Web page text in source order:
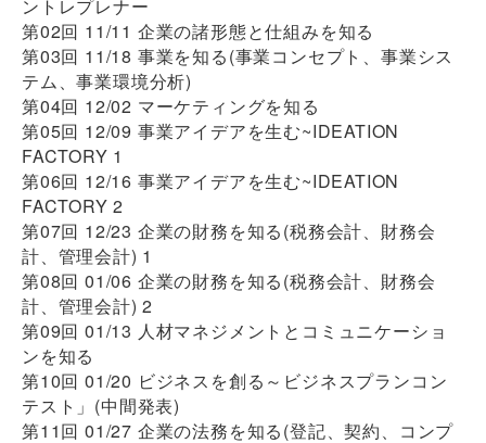
ントレプレナー
第02回 11/11 企業の諸形態と仕組みを知る
第03回 11/18 事業を知る(事業コンセプト、事業シス
テム、事業環境分析)
第04回 12/02 マーケティングを知る
第05回 12/09 事業アイデアを生む~IDEATION
FACTORY 1
第06回 12/16 事業アイデアを生む~IDEATION
FACTORY 2
第07回 12/23 企業の財務を知る(税務会計、財務会
計、管理会計) 1
第08回 01/06 企業の財務を知る(税務会計、財務会
計、管理会計) 2
第09回 01/13 人材マネジメントとコミュニケーショ
ンを知る
第10回 01/20 ビジネスを創る～ビジネスプランコン
テスト」(中間発表)
第11回 01/27 企業の法務を知る(登記、契約、コンプ